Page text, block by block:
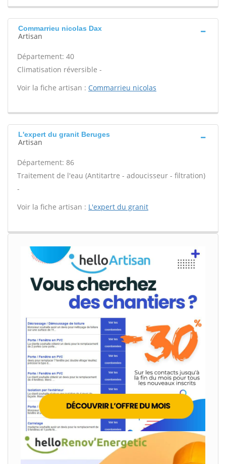
Commarrieu nicolas Dax
Artisan
Département: 40
Climatisation réversible -
Voir la fiche artisan : Commarrieu nicolas
L'expert du granit Beruges
Artisan
Département: 86
Traitement de l'eau (Antitartre - adoucisseur - filtration)
-
Voir la fiche artisan : L'expert du granit